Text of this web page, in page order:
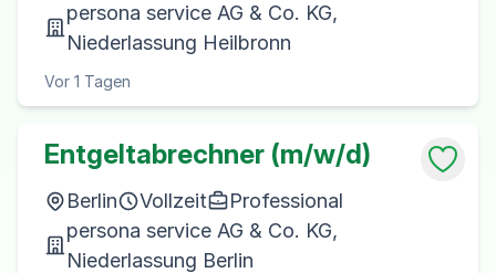
persona service AG & Co. KG,
Niederlassung Heilbronn
Vor 1 Tagen
Entgeltabrechner (m/w/d)
Berlin Vollzeit
Professional
persona service AG & Co. KG,
Niederlassung Berlin